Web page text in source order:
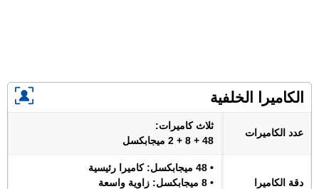
الكاميرا الخلفية
عدد الكاميرات
ثلاث كاميرات:
48 + 8 + 2 ميجابكسل
دقة الكاميرا
• 48 ميجابكسل: كاميرا رئيسية
• 8 ميجابكسل: زاوية واسعة